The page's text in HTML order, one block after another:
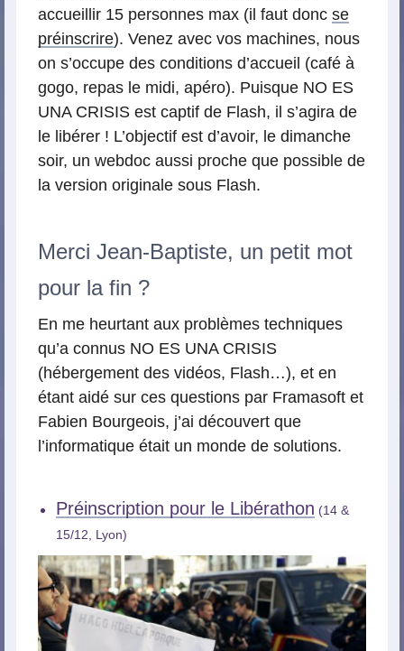
accueillir 15 personnes max (il faut donc se
préinscrire). Venez avec vos machines, nous
on s’occupe des conditions d’accueil (café à
gogo, repas le midi, apéro). Puisque NO ES
UNA CRISIS est captif de Flash, il s’agira de
le libérer ! L’objectif est d’avoir, le dimanche
soir, un webdoc aussi proche que possible de
la version originale sous Flash.
Merci Jean-Baptiste, un petit mot
pour la fin ?
En me heurtant aux problèmes techniques
qu’a connus NO ES UNA CRISIS
(hébergement des vidéos, Flash…), et en
étant aidé sur ces questions par Framasoft et
Fabien Bourgeois, j’ai découvert que
l’informatique était un monde de solutions.
Préinscription pour le Libérathon (14 &
15/12, Lyon)